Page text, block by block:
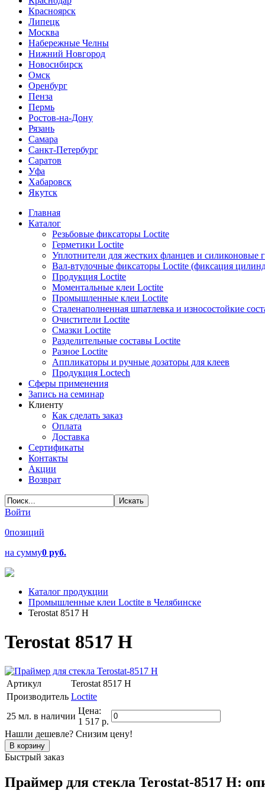
Красноярск
Липецк
Москва
Набережные Челны
Нижний Новгород
Новосибирск
Омск
Оренбург
Пенза
Пермь
Ростов-на-Дону
Рязань
Самара
Санкт-Петербург
Саратов
Уфа
Хабаровск
Якутск
Главная
Каталог
Резьбовые фиксаторы Loctite
Герметики Loctite
Уплотнители для жестких фланцев и силиконовые
Вал-втулочные фиксаторы Loctite (фиксация
Продукция Loctite
Моментальные клеи Loctite
Промышленные клеи Loctite
Сталенаполненная шпатлевка и износостойкие
Очистители Loctite
Смазки Loctite
Разделительные составы Loctite
Разное Loctite
Аппликаторы и ручные дозаторы для клеев
Продукция Loctech
Сферы применения
Запись на семинар
Клиенту
Как сделать заказ
Оплата
Доставка
Сертификаты
Контакты
Акции
Возврат
Войти
0позиций
на сумму0 руб.
Каталог продукции
Промышленные клеи Loctite в Челябинске
Terostat 8517 H
Terostat 8517 H
Артикул
Terostat 8517 H
Производитель Loctite
25 мл. в наличии
Цена:
1 517 р.
Нашли дешевле? Снизим цену!
Быстрый заказ
Праймер для стекла Terostat-8517 H: